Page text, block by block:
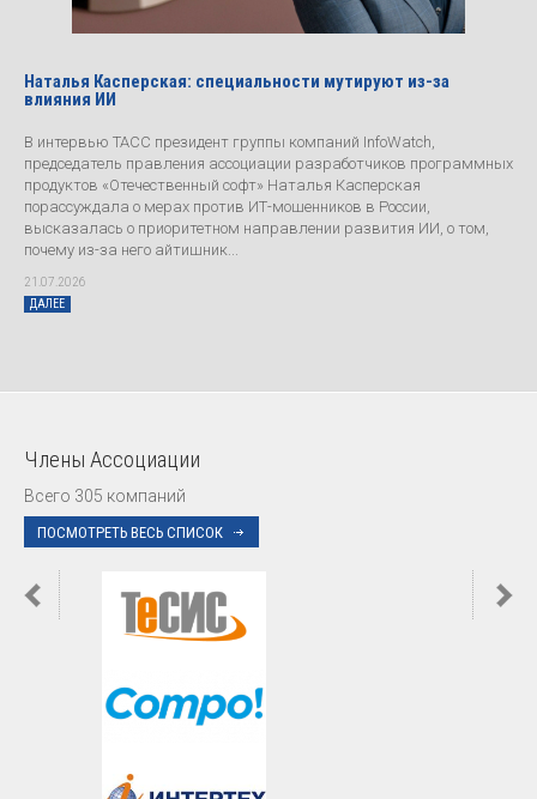
Наталья Касперская: специальности мутируют из-за
влияния ИИ
В интервью ТАСС президент группы компаний InfoWatch,
председатель правления ассоциации разработчиков программных
продуктов «Отечественный софт» Наталья Касперская
порассуждала о мерах против ИТ-мошенников в России,
высказалась о приоритетном направлении развития ИИ, о том,
почему из-за него айтишник...
21.07.2026
ДАЛЕЕ
Члены Ассоциации
Всего 305 компаний
ПОСМОТРЕТЬ ВЕСЬ СПИСОК